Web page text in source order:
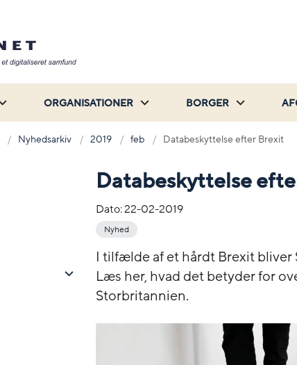
ORGANISATIONER BORGER
Nyhedsarkiv 2019 feb Databeskyttelse efter Brexit
Databeskyttelse
Dato:22-02-2019
Nyhed
I tilfælde af et hårdt Brexit
Læs her, hvad det betyder for
Storbritannien.